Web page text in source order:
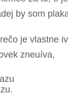
by som
je vlastne
zneuíva,